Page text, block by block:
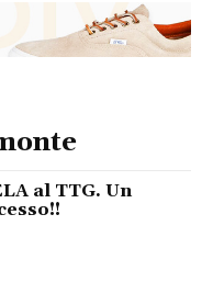
al TTG. Un